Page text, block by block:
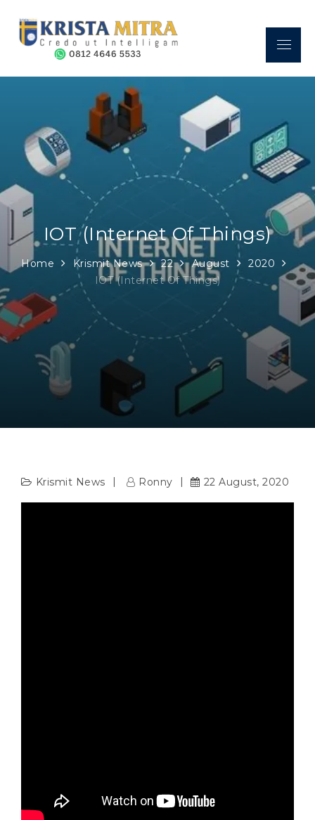
content
Sekolah Kristen Krista Mitra
– Credo Ut Intelligam
A place where a GREAT FUTURE begins.
Menu
IOT (Internet Of Things)
Home Krismit News 22 August
2020
IOT (Internet Of Things)
Krismit News Ronny 22 August, 2020